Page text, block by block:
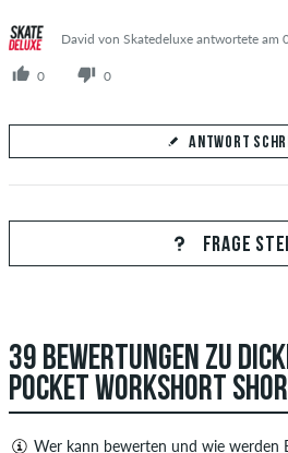
David von Skatedeluxe antwortete am
0 0
ANTWORT
Beantworte hier die Frage von Mc Kenner
ANTWORT
FRAGE
39 BEWERTUNGEN ZU
POCKET WORKSHORT
Wer kann bewerten und wie werden